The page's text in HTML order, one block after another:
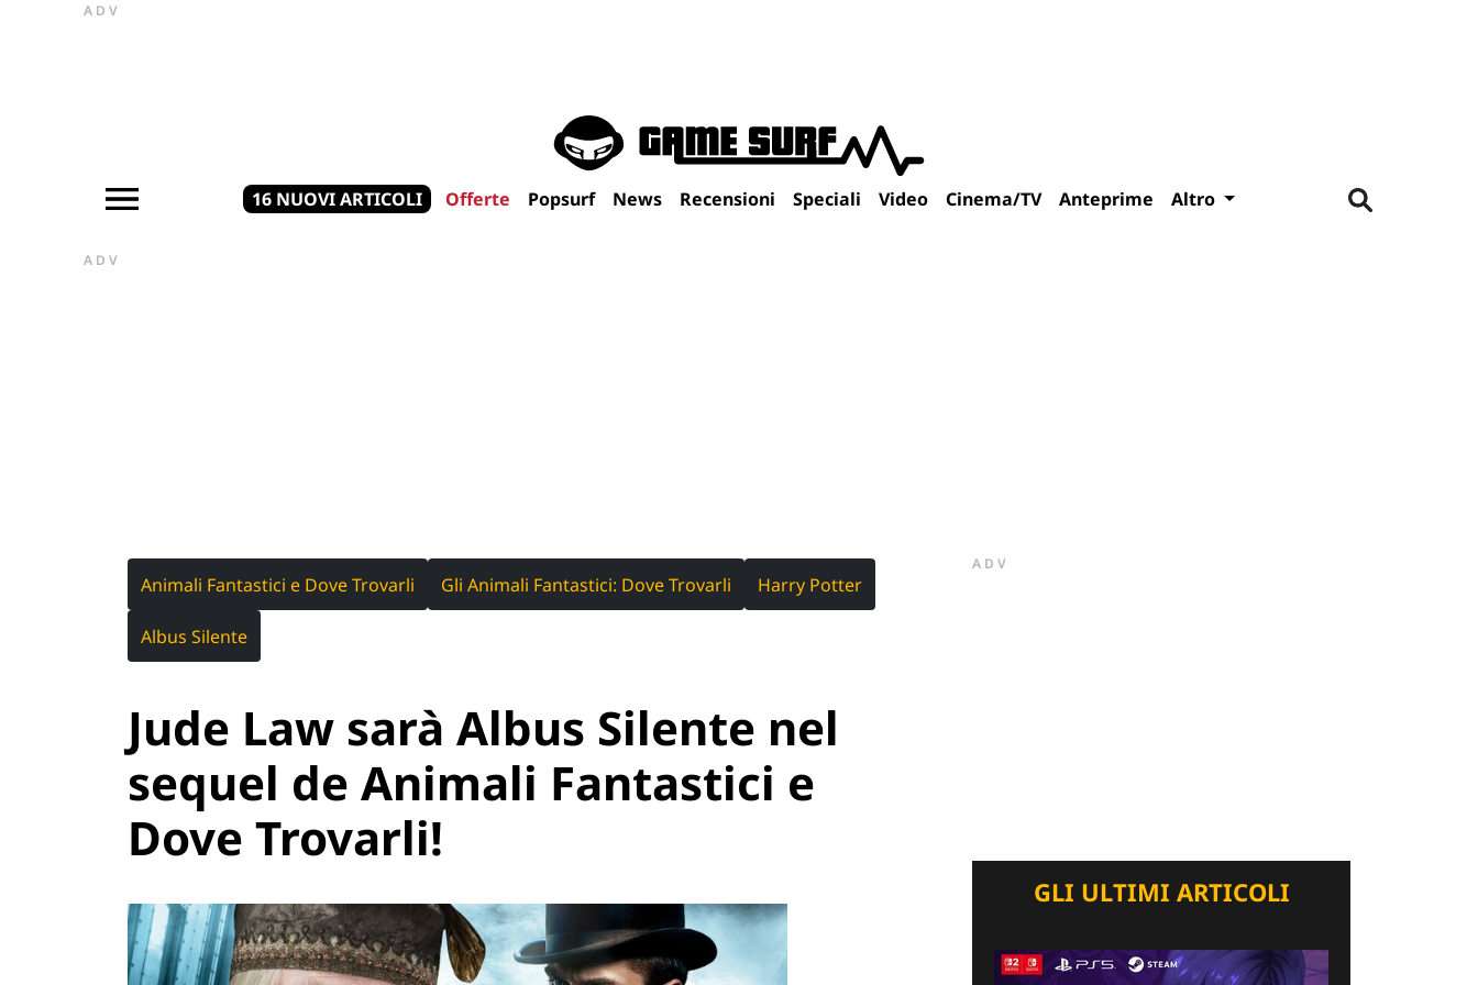
ADV
16 NUOVI ARTICOLI Offerte Popsurf News Recensioni Speciali Video Cinema/TV Anteprime Altro
ADV
Animali Fantastici e Dove Trovarli Gli Animali Fantastici: Dove Trovarli Harry Potter
Albus Silente
Jude Law sarà Albus Silente nel
sequel de Animali Fantastici e
Dove Trovarli!
ADV
GLI ULTIMI ARTICOLI